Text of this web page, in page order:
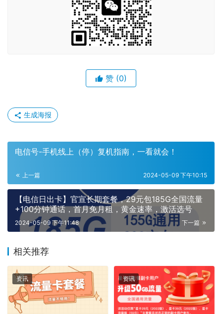
赞 (0)
生成海报
电信号-手机线上（停）复机指南，一看就会！
上一篇 2024-05-09 下午10:15
【电信日出卡】官宣长期套餐，29元包185G全国流量
+100分钟通话，首月免月租，黄金速率，激活选号
下一篇
2024-05-09 下午11:48
相关推荐
资讯 资讯